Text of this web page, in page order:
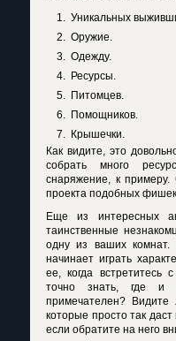
Уникальных
Оружие.
Одежду.
Ресурсы.
Питомцев.
Помощников.
Крышечки.
Как видите, это
собрать много
снаряжение, к примеру.
проекта подобных
Еще из интересных
таинственные
одну из ваших
начинает играть
ее, когда встретитесь
точно знать, где и
примечателен?
которые просто так
если обратите на него